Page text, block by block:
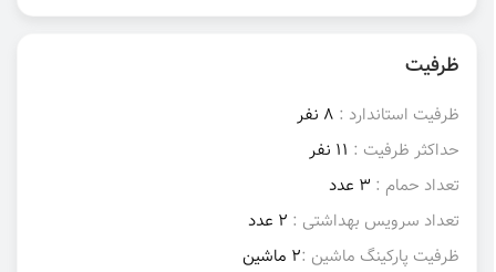
ظرفیت
ظرفیت استاندارد : 8 نفر
حداکثر ظرفیت : 11 نفر
تعداد حمام : 3 عدد
تعداد سرویس بهداشتی : 2 عدد
ظرفیت پارکینگ ماشین :2 ماشین